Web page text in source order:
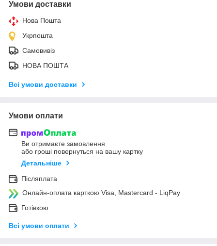
Умови доставки
Нова Пошта
Укрпошта
Самовивіз
НОВА ПОШТА
Всі умови доставки
Умови оплати
Ви отримаєте замовлення
або гроші повернуться на вашу картку
Детальніше
Післяплата
Онлайн-оплата карткою Visa, Mastercard - LiqPay
Готівкою
Всі умови оплати